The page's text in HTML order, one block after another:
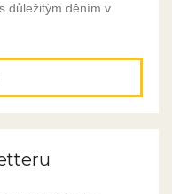
důležitým děním v